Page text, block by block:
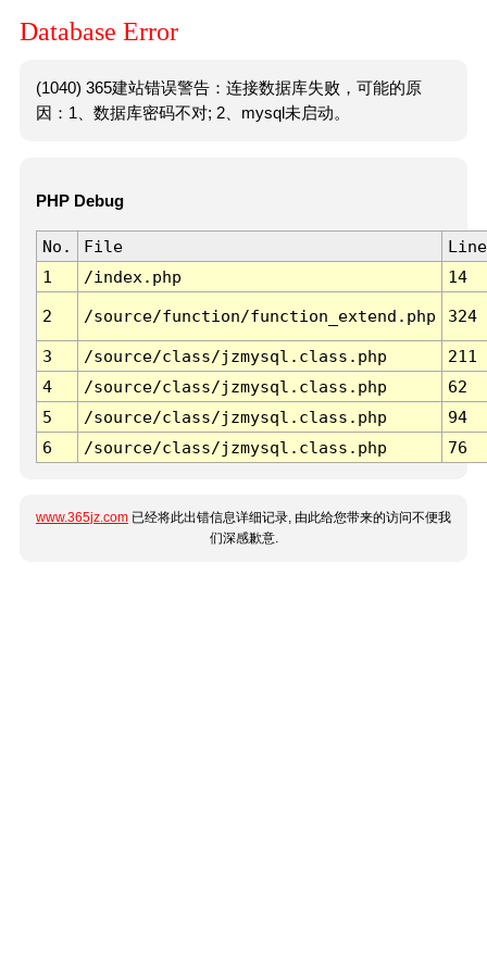
Database Error
(1040) 365建站错误警告：连接数据库失败，可能的原
因：1、数据库密码不对; 2、mysql未启动。
PHP Debug
No. File
Line
1
/index.php 14
2 /source/function/function_extend.php 324
3 /source/class/jzmysql.class.php
211
4
/source/class/jzmysql.class.php
62
5
/source/class/jzmysql.class.php
94
6
/source/class/jzmysql.class.php 76
www.365jz.com 已经将此出错信息详细记录, 由此给您带来的访问不便我
们深感歉意.